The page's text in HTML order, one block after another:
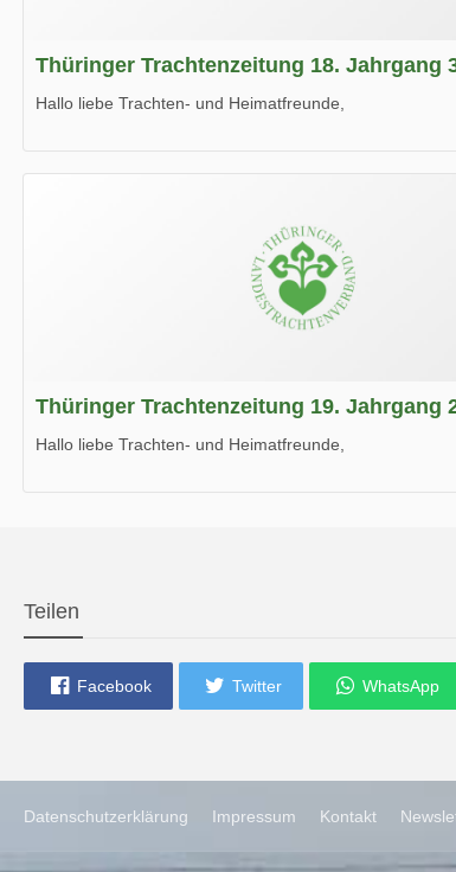
Thüringer Trachtenzeitung 18. Jahrgang
Hallo liebe Trachten- und Heimatfreunde,
Wir wünschen Euch viel Spaß beim Lesen.
Thüringer Trachtenzeitung 19. Jahrgang
Hallo liebe Trachten- und Heimatfreunde,
Teilen
Facebook Twitter WhatsApp
Datenschutzerklärung Impressum Kontakt